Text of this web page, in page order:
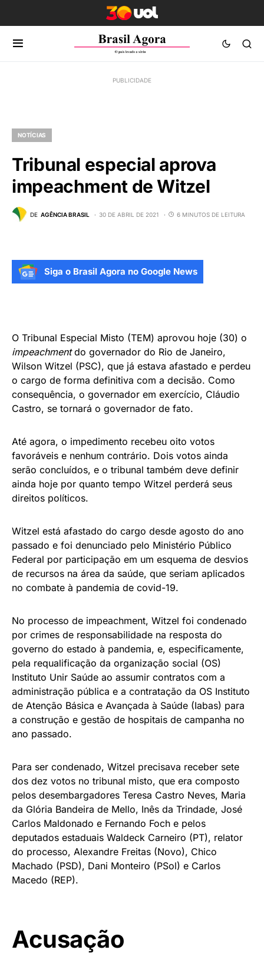
NOTÍCIAS
Tribunal especial aprova
impeachment de Witzel
DE AGÊNCIA BRASIL 30 DE ABRIL DE 2021 6 MINUTOS DE LEITURA
Siga o Brasil Agora no Google News
O Tribunal Especial Misto (TEM) aprovou hoje (30) o
impeachmentdo governador do Rio de Janeiro,
Wilson Witzel (PSC), que já estava afastado e perdeu
o cargo de forma definitiva com a decisão. Como
consequência, o governador em exercício, Cláudio
Castro, se tornará o governador de fato.
Até agora, o impedimento recebeu oito votos
favoráveis e nenhum contrário. Dois votos ainda
serão concluídos, e o tribunal também deve definir
ainda hoje por quanto tempo Witzel perderá seus
direitos políticos.
Witzel está afastado do cargo desde agosto do ano
passado e foi denunciado pelo Ministério Público
Federal por participação em um esquema de desvios
de recursos na área da saúde, que seriam aplicados
no combate à pandemia de covid-19.
No processo de impeachment, Witzel foi condenado
por crimes de responsabilidade na resposta do
governo do estado à pandemia, e, especificamente,
pela requalificação da organização social (OS)
Instituto Unir Saúde ao assumir contratos com a
administração pública e a contratação da OS Instituto
de Atenção Básica e Avançada à Saúde (Iabas) para
a construção e gestão de hospitais de campanha no
ano passado.
Para ser condenado, Witzel precisava receber sete
dos dez votos no tribunal misto, que era composto
pelos desembargadores Teresa Castro Neves, Maria
da Glória Bandeira de Mello, Inês da Trindade, José
Carlos Maldonado e Fernando Foch e pelos
deputados estaduais Waldeck Carneiro (PT), relator
do processo, Alexandre Freitas (Novo), Chico
Machado (PSD), Dani Monteiro (PSol) e Carlos
Macedo (REP).
Acusação